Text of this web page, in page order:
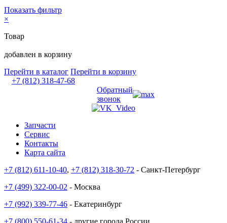
Показать фильтр
×
Товар
добавлен в корзину
Перейти в каталог Перейти в корзину
+7 (812) 318-47-68
Обратный
звонок
Запчасти
Сервис
Контакты
Карта сайта
+7 (812) 611-10-40, +7 (812) 318-30-72 - Санкт-Петербург
+7 (499) 322-00-02 - Москва
+7 (992) 339-77-46 - Екатеринбург
+7 (800) 550-61-34 - другие города России